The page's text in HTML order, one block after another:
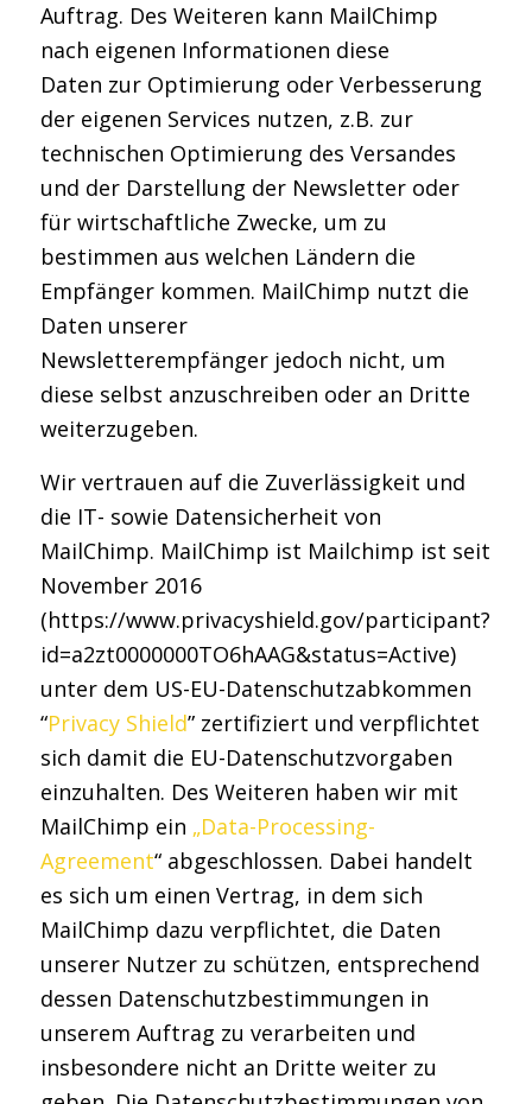
Auftrag. Des Weiteren kann MailChimp
nach eigenen Informationen diese
Daten zur Optimierung oder Verbesserung
der eigenen Services nutzen, z.B. zur
technischen Optimierung des Versandes
und der Darstellung der Newsletter oder
für wirtschaftliche Zwecke, um zu
bestimmen aus welchen Ländern die
Empfänger kommen. MailChimp nutzt die
Daten unserer
Newsletterempfänger jedoch nicht, um
diese selbst anzuschreiben oder an Dritte
weiterzugeben.
Wir vertrauen auf die Zuverlässigkeit und
die IT- sowie Datensicherheit von
MailChimp. MailChimp ist Mailchimp ist seit
November 2016
(https://www.privacyshield.gov/participant?
id=a2zt0000000TO6hAAG&status=Active)
unter dem US-EU-Datenschutzabkommen
“Privacy Shield” zertifiziert und verpflichtet
sich damit die EU-Datenschutzvorgaben
einzuhalten. Des Weiteren haben wir mit
MailChimp ein „Data-Processing-
Agreement“ abgeschlossen. Dabei handelt
es sich um einen Vertrag, in dem sich
MailChimp dazu verpflichtet, die Daten
unserer Nutzer zu schützen, entsprechend
dessen Datenschutzbestimmungen in
unserem Auftrag zu verarbeiten und
insbesondere nicht an Dritte weiter zu